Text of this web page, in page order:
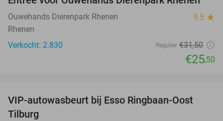
19%
Ouwehands Dierenpark Rhenen 9.5 star
Rhenen
Verkocht: 2.830
Regulier €31,50
€25,50
42%
VIP-autowasbeurt bij Esso Ringbaan-Oost
Tilburg